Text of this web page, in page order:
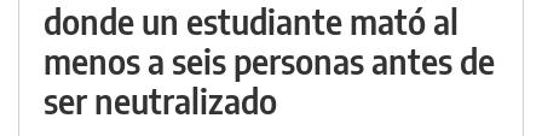
donde un estudiante mató al
menos a seis personas antes de
ser neutralizado